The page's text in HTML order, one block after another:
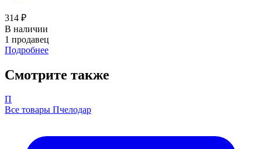
314 ₽
В наличии
1 продавец
Подробнее
Смотрите также
П
Все товары Пчелодар